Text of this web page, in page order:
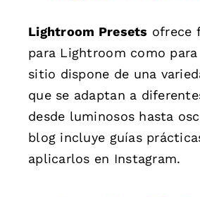
Lightroom Presets ofrece
para Lightroom como
sitio dispone de una
que se adaptan a
desde luminosos hasta
blog incluye guías
aplicarlos en Instagram.